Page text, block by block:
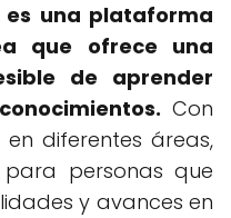
es una plataforma
que ofrece una
de aprender
Con
diferentes áreas,
personas que
y avances en